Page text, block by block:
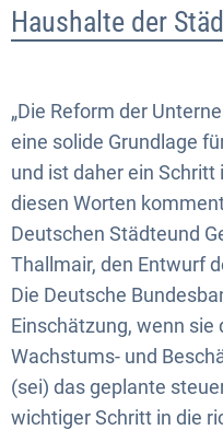
Auswirkungen
auf
die
Haushalte
der
Städte
und
Gemeinden
Haushalte der
„Die Reform der
eine solide Grundlage
und ist daher ein Schritt
diesen Worten
Deutschen Städteund
Thallmair, den Entwurf
Die Deutsche
Einschätzung, wenn sie
Wachstums- und
(sei) das geplante
wichtiger Schritt in die